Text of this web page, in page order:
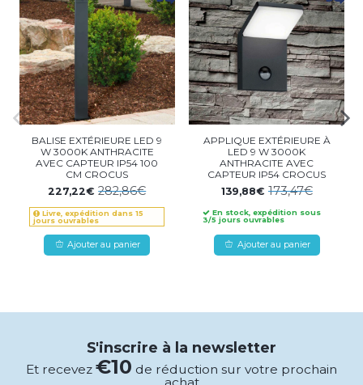
BALISE EXTÉRIEURE LED 9
W 3000K ANTHRACITE
AVEC CAPTEUR IP54 100
CM CROCUS
227,22€282,86€
Livre, expédition dans 15
jours ouvrables
Ajouter au panier
APPLIQUE EXTÉRIEURE À
LED 9 W 3000K
ANTHRACITE AVEC
CAPTEUR IP54 CROCUS
139,88€ 173,47€
En stock, expédition sous
3/5 jours ouvrables
Ajouter au panier
S'inscrire à la newsletter
Et recevez €10 de réduction sur votre prochain